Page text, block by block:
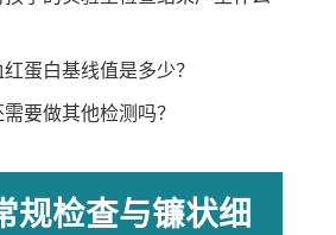
蛋白基线值是多少？
要做其他检测吗？
规检查与镰状细